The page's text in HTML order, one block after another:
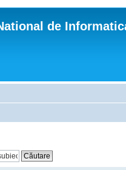
de